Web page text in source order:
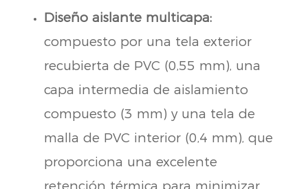
Diseño aislante multicapa:
compuesto por una tela exterior
recubierta de PVC (0,55 mm), una
capa intermedia de aislamiento
compuesto (3 mm) y una tela de
malla de PVC interior (0,4 mm), que
proporciona una excelente